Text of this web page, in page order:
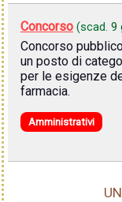
Concorso (scad. 9
Concorso
un posto di
per le esigenze
farmacia.
Amministrativi